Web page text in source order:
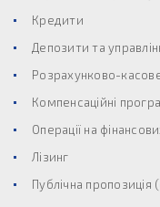
Кредити
Депозити та
Розрахунково-
Компенсаційні
Операції на
Лізинг
Публічна пропозиція